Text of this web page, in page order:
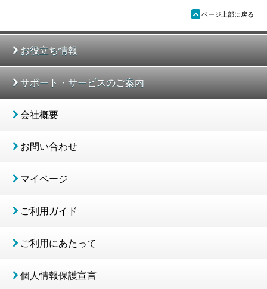
ü ページ上部に戻る
お役立ち情報
サポート・サービスのご案内
会社概要
お問い合わせ
マイページ
ご利用ガイド
ご利用にあたって
個人情報保護宣言